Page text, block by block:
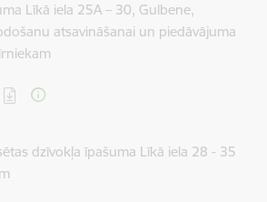
Līkā iela 25A – 30, Gulbene,
atsavināšanai un piedāvājuma
dzīvokļa īpašuma Līkā iela 28 - 35